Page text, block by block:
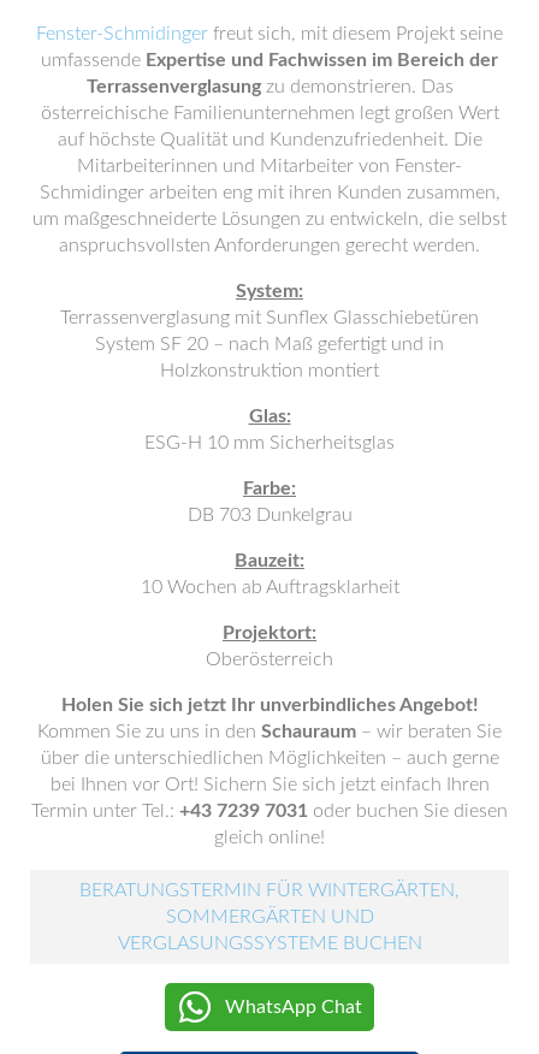
Fenster-Schmidinger freut sich, mit diesem Projekt seine
umfassende Expertise und Fachwissen im Bereich der
Terrassenverglasungzu demonstrieren. Das
österreichische Familienunternehmen legt großen Wert
auf höchste Qualität und Kundenzufriedenheit. Die
Mitarbeiterinnen und Mitarbeiter von Fenster-
Schmidinger arbeiten eng mit ihren Kunden zusammen,
um maßgeschneiderte Lösungen zu entwickeln, die selbst
anspruchsvollsten Anforderungen gerecht werden.
System:
Terrassenverglasung mit Sunflex Glasschiebetüren
System SF 20 – nach Maß gefertigt und in
Holzkonstruktion montiert
Glas:
ESG-H 10 mm Sicherheitsglas
Farbe:
DB 703 Dunkelgrau
Bauzeit:
10 Wochen ab Auftragsklarheit
Projektort:
Oberösterreich
Holen Sie sich jetzt Ihr unverbindliches Angebot!
Kommen Sie zu uns in den Schauraum – wir beraten Sie
über die unterschiedlichen Möglichkeiten – auch gerne
bei Ihnen vor Ort! Sichern Sie sich jetzt einfach Ihren
Termin unter Tel.: +43 7239 7031 oder buchen Sie diesen
gleich online!
BERATUNGSTERMIN FÜR WINTERGÄRTEN,
SOMMERGÄRTEN UND
VERGLASUNGSSYSTEME BUCHEN
WhatsApp Chat